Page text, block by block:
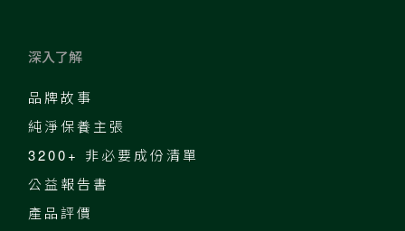
深入了解
品牌故事
純淨保養主張
3200+ 非必要成份清單
公益報告書
產品評價